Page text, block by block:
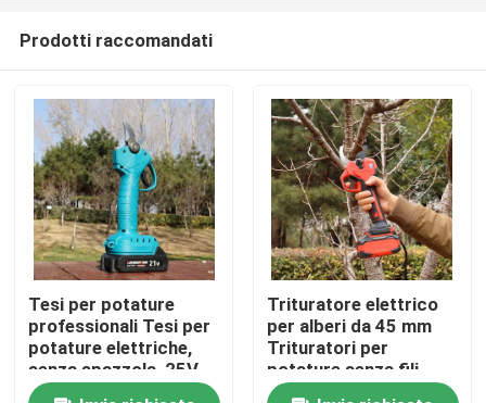
Casa.
Prodotti
Prodotti raccomandati
Tesi per potature
professionali Tesi per
potature elettriche,
senza spazzola, 25V
Tesi per potature
Trituratore elettrico
per alberi da 45 mm
Trituratori per
potature senza fili
Motore senza